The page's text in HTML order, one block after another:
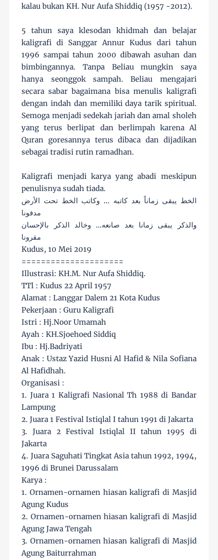
kalau bukan KH. Nur Aufa Shiddiq (1957 -2012).
5 tahun saya klesodan khidmah dan belajar
kaligrafi di Sanggar Annur Kudus dari tahun
1996 sampai tahun 2000 dibawah asuhan dan
bimbingannya. Tanpa Beliau mungkin saya
hanya seonggok sampah. Beliau mengajari
secara sabar bagaimana bisa menulis kaligrafi
dengan indah dan memiliki daya tarik spiritual.
Semoga menjadi sedekah jariah dan amal sholeh
yang terus berlipat dan berlimpah karena Al
Quran goresannya terus dibaca dan dijadikan
sebagai tradisi rutin ramadhan.
Kaligrafi menjadi karya yang abadi meskipun
penulisnya sudah tiada.
الخط يبقى زماناً بعد كاتبه ... وكاتب الخط تحت الأرض
مدفونا
والذكر يبقى زمانا بعد صانعه... وخالد الذكر بالإحسان
مقرونا
Kudus, 10 Mei 2019
=====================
Illustrasi: KH.M. Nur Aufa Shiddiq.
TTl : Kudus 22 April 1957
Alamat : Langgar Dalem 21 Kota Kudus
Pekerjaan : Guru Kaligrafi
Istri : Hj.Noor Umamah
Ayah : KH.Sjoehoed Siddiq
Ibu : Hj.Badriyati
Anak : Ustaz Yazid Husni Al Hafid & Nila Sofiana
Al Hafidhah.
Organisasi :
1. Juara 1 Kaligrafi Nasional Th 1988 di Bandar
Lampung
2. Juara 1 Festival Istiqlal I tahun 1991 di Jakarta
3. Juara 2 Festival Istiqlal II tahun 1995 di
Jakarta
4. Juara Saguhati Tingkat Asia tahun 1992, 1994,
1996 di Brunei Darussalam
Karya :
1. Ornamen-ornamen hiasan kaligrafi di Masjid
Agung Kudus
2. Ornamen-ornamen hiasan kaligrafi di Masjid
Agung Jawa Tengah
3. Ornamen-ornamen hiasan kaligrafi di Masjid
Agung Baiturrahman